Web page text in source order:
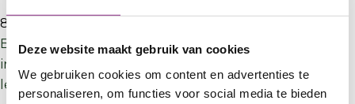
Deze website maakt gebruik van cookies
We gebruiken cookies om content en advertenties te
personaliseren, om functies voor social media te bieden
8. Isoleer verwarmingsbuizen
Buisisolatie voorkomt warmteverlies via cv-leidingen
in onverwarmde ruimtes. Plaats schuimisolatie om
leidingen in bijvoorbeeld de kelder of meterkast.